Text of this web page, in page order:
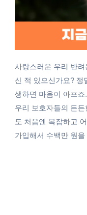
사랑스러운 우리 반
신 적 있으신가요? 정
생하면 마음이 아프
우리 보호자들의 든
도 처음엔 복잡하고
가입해서 수백만 원